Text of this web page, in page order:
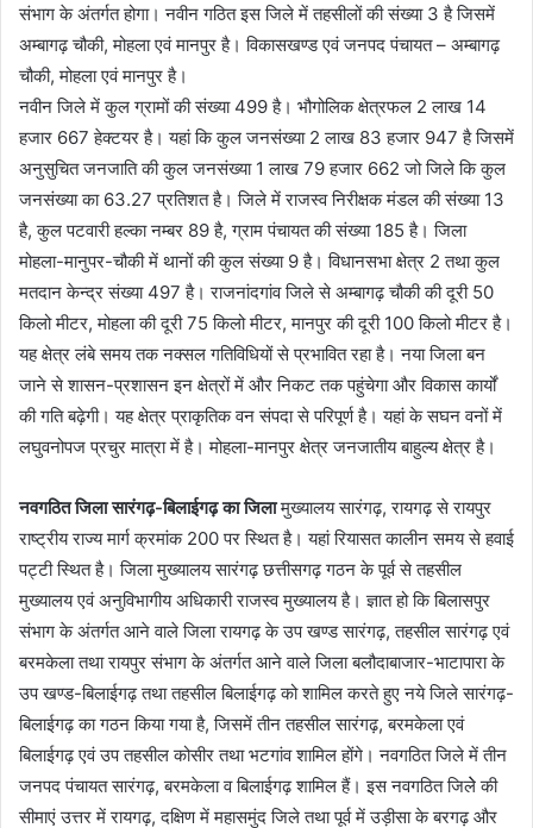
संभाग के अंतर्गत होगा। नवीन गठित इस जिले में तहसीलों की संख्या 3 है जिसमें
अम्बागढ़ चौकी, मोहला एवं मानपुर है। विकासखण्ड एवं जनपद पंचायत – अम्बागढ़
चौकी, मोहला एवं मानपुर है।
नवीन जिले में कुल ग्रामों की संख्या 499 है। भौगोलिक क्षेत्रफल 2 लाख 14
हजार 667 हेक्टयर है। यहां कि कुल जनसंख्या 2 लाख 83 हजार 947 है जिसमें
अनुसुचित जनजाति की कुल जनसंख्या 1 लाख 79 हजार 662 जो जिले कि कुल
जनसंख्या का 63.27 प्रतिशत है। जिले में राजस्व निरीक्षक मंडल की संख्या 13
है, कुल पटवारी हल्का नम्बर 89 है, ग्राम पंचायत की संख्या 185 है। जिला
मोहला-मानुपर-चौकी में थानों की कुल संख्या 9 है। विधानसभा क्षेत्र 2 तथा कुल
मतदान केन्द्र संख्या 497 है। राजनांदगांव जिले से अम्बागढ़ चौकी की दूरी 50
किलो मीटर, मोहला की दूरी 75 किलो मीटर, मानपुर की दूरी 100 किलो मीटर है।
यह क्षेत्र लंबे समय तक नक्सल गतिविधियों से प्रभावित रहा है। नया जिला बन
जाने से शासन-प्रशासन इन क्षेत्रों में और निकट तक पहुंचेगा और विकास कार्यों
की गति बढ़ेगी। यह क्षेत्र प्राकृतिक वन संपदा से परिपूर्ण है। यहां के सघन वनों में
लघुवनोपज प्रचुर मात्रा में है। मोहला-मानपुर क्षेत्र जनजातीय बाहुल्य क्षेत्र है।
नवगठित जिला सारंगढ़-बिलाईगढ़ का जिलामुख्यालय सारंगढ़, रायगढ़ से रायपुर
राष्ट्रीय राज्य मार्ग क्रमांक 200 पर स्थित है। यहां रियासत कालीन समय से हवाई
पट्टी स्थित है। जिला मुख्यालय सारंगढ़ छत्तीसगढ़ गठन के पूर्व से तहसील
मुख्यालय एवं अनुविभागीय अधिकारी राजस्व मुख्यालय है। ज्ञात हो कि बिलासपुर
संभाग के अंतर्गत आने वाले जिला रायगढ़ के उप खण्ड सारंगढ़, तहसील सारंगढ़ एवं
बरमकेला तथा रायपुर संभाग के अंतर्गत आने वाले जिला बलौदाबाजार-भाटापारा के
उप खण्ड-बिलाईगढ़ तथा तहसील बिलाईगढ़ को शामिल करते हुए नये जिले सारंगढ़-
बिलाईगढ़ का गठन किया गया है, जिसमें तीन तहसील सारंगढ़, बरमकेला एवं
बिलाईगढ़ एवं उप तहसील कोसीर तथा भटगांव शामिल होंगे। नवगठित जिले में तीन
जनपद पंचायत सारंगढ़, बरमकेला व बिलाईगढ़ शामिल हैं। इस नवगठित जिलेे की
सीमाएं उत्तर में रायगढ़, दक्षिण में महासमुंद जिले तथा पूर्व में उड़ीसा के बरगढ़ और